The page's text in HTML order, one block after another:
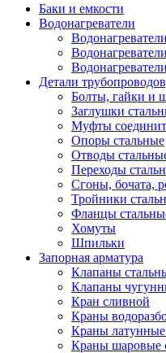
Баки и емкости
Водонагреватели
Детали
Болты, гайки и
Заглушки
Муфты
Опоры стальные
Отводы
Переходы
Сгоны, бочата,
Тройники
Фланцы
Хомуты
Шпильки
Запорная арматура
Клапаны
Клапаны
Кран сливной
Краны
Краны
Краны шаровые